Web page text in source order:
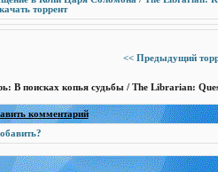
торрент
<< Предыдущий
В поисках копья судьбы / The Librarian:
комментарий